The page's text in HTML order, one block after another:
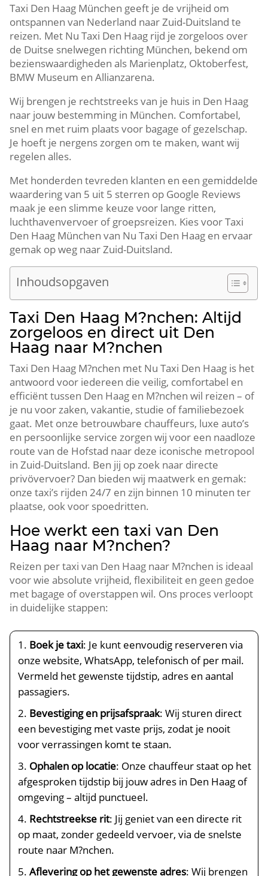
Taxi Den Haag München geeft je de vrijheid om
ontspannen van Nederland naar Zuid-Duitsland te
reizen. Met Nu Taxi Den Haag rijd je zorgeloos over
de Duitse snelwegen richting München, bekend om
bezienswaardigheden als Marienplatz, Oktoberfest,
BMW Museum en Allianzarena.
Wij brengen je rechtstreeks van je huis in Den Haag
naar jouw bestemming in München. Comfortabel,
snel en met ruim plaats voor bagage of gezelschap.
Je hoeft je nergens zorgen om te maken, want wij
regelen alles.
Met honderden tevreden klanten en een gemiddelde
waardering van 5 uit 5 sterren op Google Reviews
maak je een slimme keuze voor lange ritten,
luchthavenvervoer of groepsreizen. Kies voor Taxi
Den Haag München van Nu Taxi Den Haag en ervaar
gemak op weg naar Zuid-Duitsland.
Inhoudsopgaven
Taxi Den Haag M?nchen: Altijd
zorgeloos en direct uit Den
Haag naar M?nchen
Taxi Den Haag M?nchen met Nu Taxi Den Haag is het
antwoord voor iedereen die veilig, comfortabel en
efficiënt tussen Den Haag en M?nchen wil reizen – of
je nu voor zaken, vakantie, studie of familiebezoek
gaat. Met onze betrouwbare chauffeurs, luxe auto’s
en persoonlijke service zorgen wij voor een naadloze
route van de Hofstad naar deze iconische metropool
in Zuid-Duitsland. Ben jij op zoek naar directe
privövervoer? Dan bieden wij maatwerk en gemak:
onze taxi’s rijden 24/7 en zijn binnen 10 minuten ter
plaatse, ook voor spoedritten.
Hoe werkt een taxi van Den
Haag naar M?nchen?
Reizen per taxi van Den Haag naar M?nchen is ideaal
voor wie absolute vrijheid, flexibiliteit en geen gedoe
met bagage of overstappen wil. Ons proces verloopt
in duidelijke stappen:
Boek je taxi: Je kunt eenvoudig reserveren via
onze website, WhatsApp, telefonisch of per mail.
Vermeld het gewenste tijdstip, adres en aantal
passagiers.
Bevestiging en prijsafspraak: Wij sturen direct
een bevestiging met vaste prijs, zodat je nooit
voor verrassingen komt te staan.
Ophalen op locatie: Onze chauffeur staat op het
afgesproken tijdstip bij jouw adres in Den Haag of
omgeving – altijd punctueel.
Rechtstreekse rit: Jij geniet van een directe rit
op maat, zonder gedeeld vervoer, via de snelste
route naar M?nchen.
Aflevering op het gewenste adres: Wij brengen